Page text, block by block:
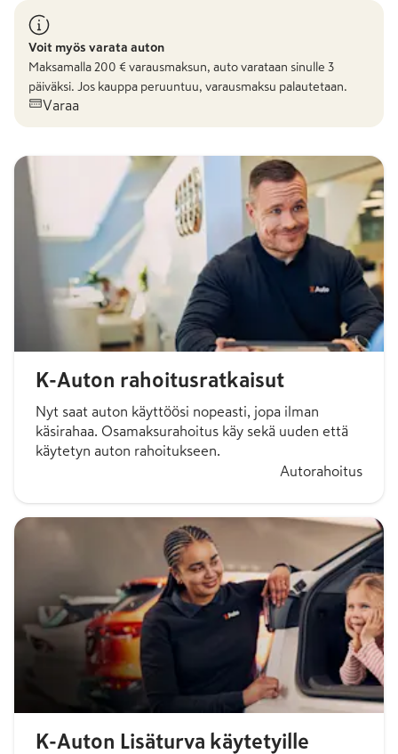
Voit myös varata auton
Maksamalla 200 € varausmaksun, auto varataan sinulle 3
päiväksi. Jos kauppa peruuntuu, varausmaksu palautetaan.
Varaa
K-Auton rahoitusratkaisut
Nyt saat auton käyttöösi nopeasti, jopa ilman
käsirahaa. Osamaksurahoitus käy sekä uuden että
käytetyn auton rahoitukseen.
Autorahoitus
K-Auton Lisäturva käytetyille